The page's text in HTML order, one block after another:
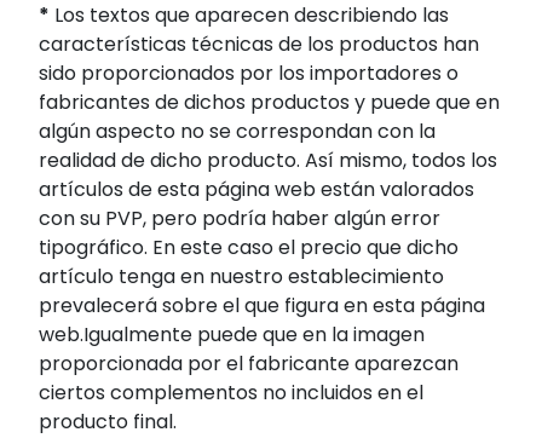
* Los textos que aparecen describiendo las
características técnicas de los productos han
sido proporcionados por los importadores o
fabricantes de dichos productos y puede que en
algún aspecto no se correspondan con la
realidad de dicho producto. Así mismo, todos los
artículos de esta página web están valorados
con su PVP, pero podría haber algún error
tipográfico. En este caso el precio que dicho
artículo tenga en nuestro establecimiento
prevalecerá sobre el que figura en esta página
web.Igualmente puede que en la imagen
proporcionada por el fabricante aparezcan
ciertos complementos no incluidos en el
producto final.